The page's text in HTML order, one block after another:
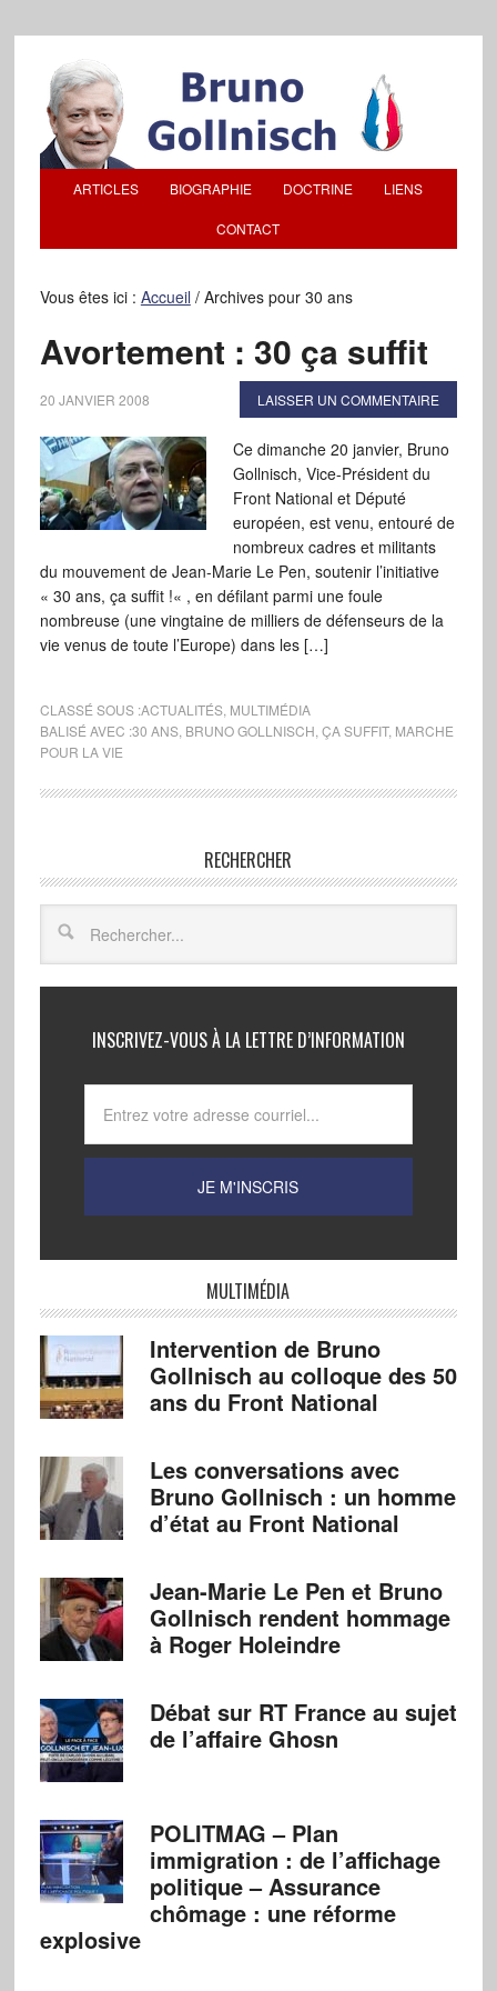
ARTICLES BIOGRAPHIE DOCTRINE LIENS
CONTACT
Vous êtes ici : Accueil /Archives pour 30 ans
Avortement : 30 ça suffit
20 JANVIER 2008 LAISSER UN COMMENTAIRE
Ce dimanche 20 janvier, Bruno
Gollnisch, Vice-Président du
Front National et Député
européen, est venu, entouré de
nombreux cadres et militants
du mouvement de Jean-Marie Le Pen, soutenir l’initiative
« 30 ans, ça suffit !« , en défilant parmi une foule
nombreuse (une vingtaine de milliers de défenseurs de la
vie venus de toute l’Europe) dans les […]
CLASSÉ SOUS :ACTUALITÉS, MULTIMÉDIA
BALISÉ AVEC :30 ANS, BRUNO GOLLNISCH ÇA SUFFIT, MARCHE
POUR LA VIE
RECHERCHER
INSCRIVEZ-VOUS À LA LETTRE D’INFORMATION
MULTIMÉDIA
Intervention de Bruno
Gollnisch au colloque des 50
ans du Front National
Les conversations avec
Bruno Gollnisch : un homme
d’état au Front National
Jean-Marie Le Pen et Bruno
Gollnisch rendent hommage
à Roger Holeindre
Débat sur RT France au sujet
de l’affaire Ghosn
POLITMAG – Plan
immigration : de l’affichage
politique – Assurance
chômage : une réforme
explosive